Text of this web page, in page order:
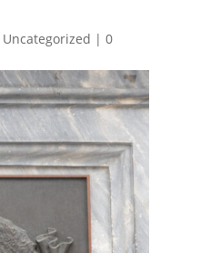
Uncategorized |0